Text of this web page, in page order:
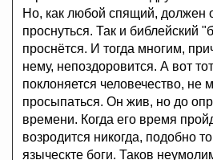
Но, как любой спящий, должен
проснуться. Так и библейский
проснётся. И тогда многим,
нему, непоздоровится. А вот
поклоняется человечество, не
просыпаться. Он жив, но до
времени. Когда его время
возродится никогда, подобно
языческте боги. Таков